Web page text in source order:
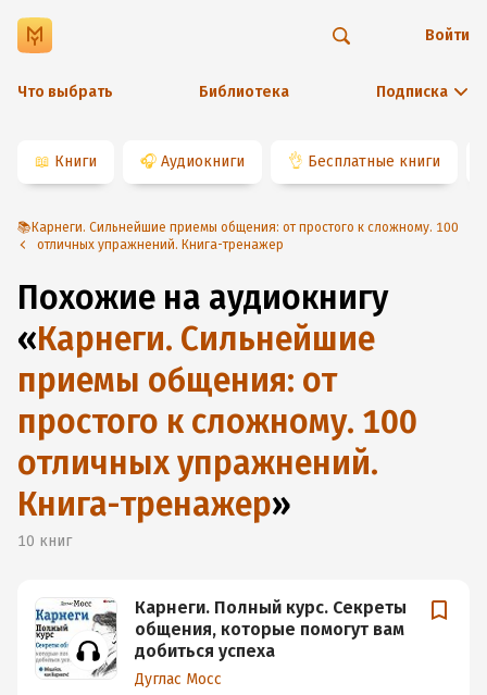
Что выбрать Библиотека Подписка
Войти
📖 Книги 🎧 Аудиокниги 👌 Бесплатные книги
📚Карнеги. Сильнейшие приемы общения: от простого к сложному. 100
отличных упражнений. Книга-тренажер
Похожие на аудиокнигу
«Карнеги. Сильнейшие
приемы общения: от
простого к сложному. 100
отличных упражнений.
Книга-тренажер»
10 книг
Карнеги. Полный курс. Секреты
общения, которые помогут вам
добиться успеха
Дуглас Мосс